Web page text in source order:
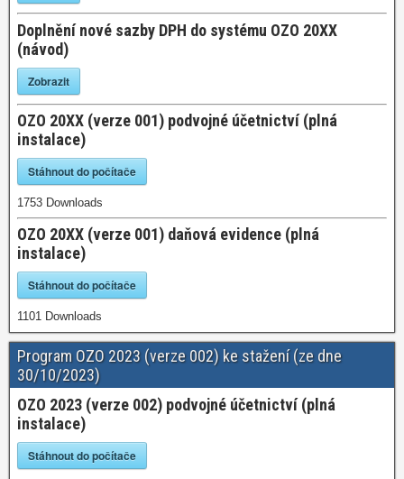
Doplnění nové sazby DPH do systému OZO 20XX
(návod)
Zobrazit
OZO 20XX (verze 001) podvojné účetnictví (plná
instalace)
Stáhnout do počítače
1753 Downloads
OZO 20XX (verze 001) daňová evidence (plná
instalace)
Stáhnout do počítače
1101 Downloads
Program OZO 2023 (verze 002) ke stažení (ze dne
30/10/2023)
OZO 2023 (verze 002) podvojné účetnictví (plná
instalace)
Stáhnout do počítače